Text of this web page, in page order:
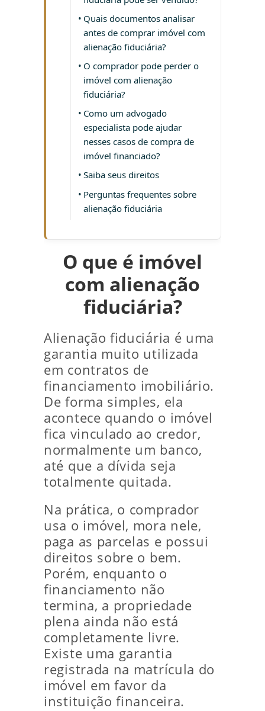
Quais documentos analisar
antes de comprar imóvel com
alienação fiduciária?
O comprador pode perder o
imóvel com alienação
fiduciária?
Como um advogado
especialista pode ajudar
nesses casos de compra de
imóvel financiado?
Saiba seus direitos
Perguntas frequentes sobre
alienação fiduciária
O que é imóvel
com alienação
fiduciária?
Alienação fiduciária é uma
garantia muito utilizada
em contratos de
financiamento imobiliário.
De forma simples, ela
acontece quando o imóvel
fica vinculado ao credor,
normalmente um banco,
até que a dívida seja
totalmente quitada.
Na prática, o comprador
usa o imóvel, mora nele,
paga as parcelas e possui
direitos sobre o bem.
Porém, enquanto o
financiamento não
termina, a propriedade
plena ainda não está
completamente livre.
Existe uma garantia
registrada na matrícula do
imóvel em favor da
instituição financeira.